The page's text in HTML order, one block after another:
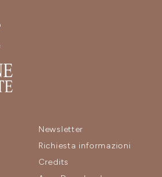
Newsletter
Richiesta informazioni
Credits